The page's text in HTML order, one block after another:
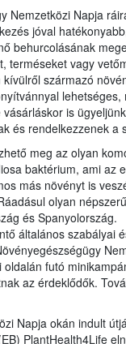
Nemzetközi Napja
jóval
behurcolásának
terméseket vagy
származó
is
és rendelkezzenek a
meg az olyan
baktérium, ami az
más növényt is
olyan
és Spanyolország.
általános szabályai
futó
az érdeklődők.
Napja okán indult
PlantHealth4Life